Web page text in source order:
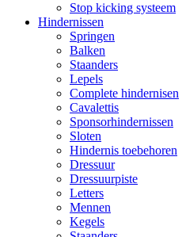
Stop kicking systeem
Hindernissen
Springen
Balken
Staanders
Lepels
Complete hindernisen
Cavalettis
Sponsorhindernissen
Sloten
Hindernis toebehoren
Dressuur
Dressuurpiste
Letters
Mennen
Kegels